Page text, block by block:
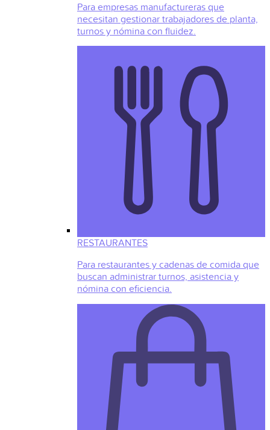
Para empresas manufactureras que
necesitan gestionar trabajadores de planta,
turnos y nómina con fluidez.
RESTAURANTES
Para restaurantes y cadenas de comida que
buscan administrar turnos, asistencia y
nómina con eficiencia.